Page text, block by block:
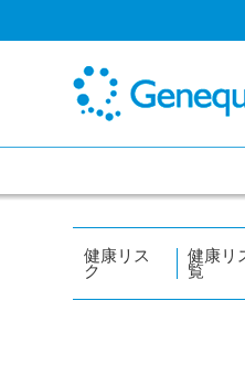
健康リス
ク
健康リ
覧